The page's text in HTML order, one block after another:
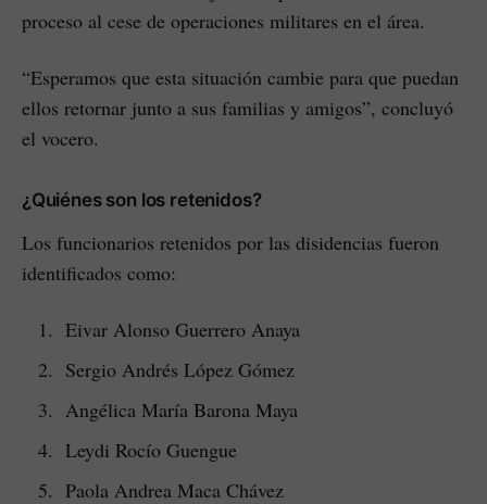
proceso al cese de operaciones militares en el área.
“Esperamos que esta situación cambie para que puedan
ellos retornar junto a sus familias y amigos”, concluyó
el vocero.
¿Quiénes son los retenidos?
Los funcionarios retenidos por las disidencias fueron
identificados como:
Eivar Alonso Guerrero Anaya
Sergio Andrés López Gómez
Angélica María Barona Maya
Leydi Rocío Guengue
Paola Andrea Maca Chávez